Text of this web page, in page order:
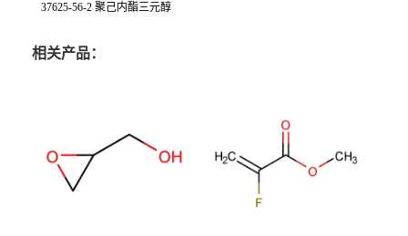
37625-56-2 聚己内酯三元醇
相关产品：